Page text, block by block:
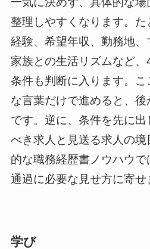
整理しやすくなります。
経験、希望年収、勤務地、
家族との生活リズムなど
条件も判断に入ります。こ
な言葉だけで進めると、
です。逆に、条件を先に
べき求人と見送る求人の
的な職務経歴書ノウハウ
通過に必要な見せ方に寄せ
学び